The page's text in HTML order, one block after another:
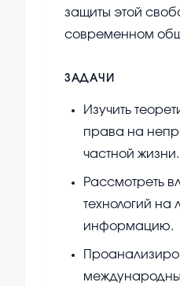
защиты этой
современном
ЗАДАЧИ
Изучить
права на
частной жизни.
Рассмотреть
технологий на
информацию.